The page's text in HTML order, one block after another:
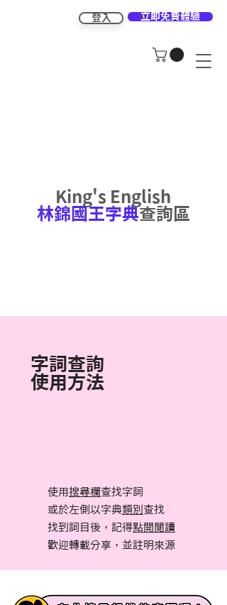
登入 立即免費體驗
King's English
林錦國王字典查詢區
字詞查詢
使用方法
使用搜尋欄查找字詞
或於左側以字典類別 查找
找到詞目後，記得點開閱讀
​歡迎轉載分享，並註明來源